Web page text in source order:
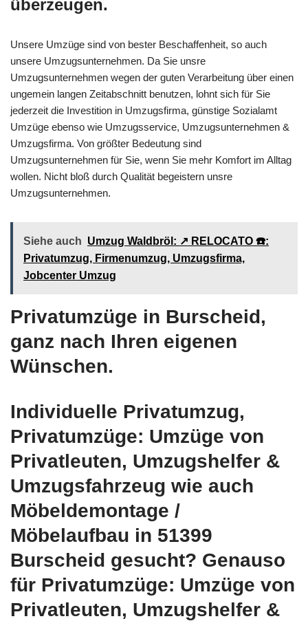
überzeugen.
Unsere Umzüge sind von bester Beschaffenheit, so auch
unsere Umzugsunternehmen. Da Sie unsre
Umzugsunternehmen wegen der guten Verarbeitung über einen
ungemein langen Zeitabschnitt benutzen, lohnt sich für Sie
jederzeit die Investition in Umzugsfirma, günstige Sozialamt
Umzüge ebenso wie Umzugsservice, Umzugsunternehmen &
Umzugsfirma. Von größter Bedeutung sind
Umzugsunternehmen für Sie, wenn Sie mehr Komfort im Alltag
wollen. Nicht bloß durch Qualität begeistern unsre
Umzugsunternehmen.
Siehe auch Umzug Waldbröl: ↗️ RELOCATO ☎️:
Privatumzug, Firmenumzug, Umzugsfirma,
Jobcenter Umzug
Privatumzüge in Burscheid,
ganz nach Ihren eigenen
Wünschen.
Individuelle Privatumzug,
Privatumzüge: Umzüge von
Privatleuten, Umzugshelfer &
Umzugsfahrzeug wie auch
Möbeldemontage /
Möbelaufbau in 51399
Burscheid gesucht? Genauso
für Privatumzüge: Umzüge von
Privatleuten, Umzugshelfer &